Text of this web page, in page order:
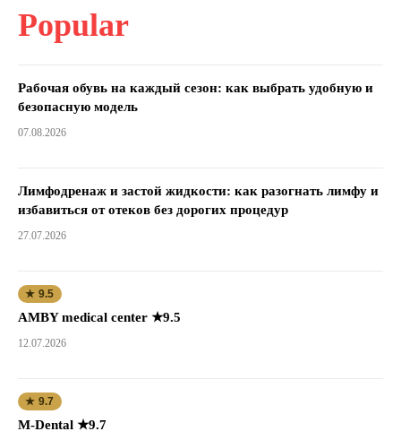
Popular
Рабочая обувь на каждый сезон: как выбрать удобную и
безопасную модель
07.08.2026
Лимфодренаж и застой жидкости: как разогнать лимфу и
избавиться от отеков без дорогих процедур
27.07.2026
★ 9.5
AMBY medical center ★9.5
12.07.2026
★ 9.7
M-Dental ★9.7